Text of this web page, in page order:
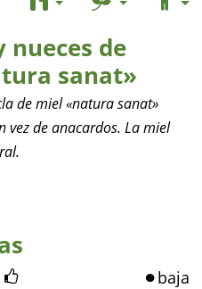
nueces de
sanat»
de miel «natura sanat»
vez de anacardos. La miel
baja